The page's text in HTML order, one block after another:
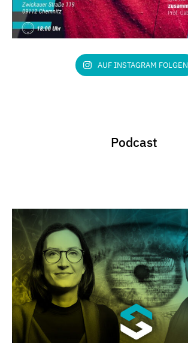
AUF INSTAGRAM FOLGEN
Podcast